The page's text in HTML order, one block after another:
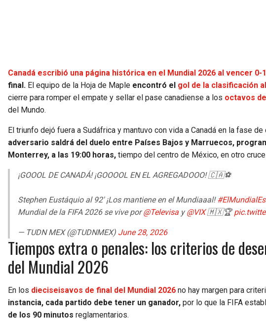
Canadá escribió una página histórica en el Mundial 2026 al vencer 0-
final. El equipo de la Hoja de Maple encontró el gol de la clasificación
cierre para romper el empate y sellar el pase canadiense a los octavos
del Mundo.
El triunfo dejó fuera a Sudáfrica y mantuvo con vida a Canadá en la fase
adversario saldrá del duelo entre Países Bajos y Marruecos,
Monterrey, a las 19:00 horas, tiempo del centro de México, en otro
¡GOOOL DE CANADÁ! ¡GOOOOL EN EL AGREGADOOO! 🇨🇦⚽
Stephen Eustáquio al 92' ¡Los mantiene en el Mundiaaal!
Mundial de la FIFA 2026 se vive por@Televisa y@VIX🇲🇽🏆
— TUDN MEX (@TUDNMEX) June 28, 2026
Tiempos extra o penales: los criterios de
del Mundial 2026
En los dieciseisavos de final del Mundial 2026 no hay margen para
instancia, cada partido debe tener un ganador, por lo que la FIFA
de los 90 minutos reglamentarios.